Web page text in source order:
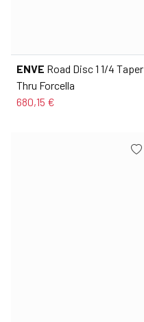
ENVE Road Disc 1 1/4 Taper
Thru Forcella
680,15 €